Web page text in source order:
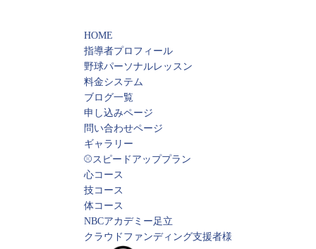
HOME
指導者プロフィール
野球パーソナルレッスン
料金システム
ブログ一覧
申し込みページ
問い合わせページ
ギャラリー
⚾️スピードアッププラン
心コース
技コース
体コース
NBCアカデミー足立
クラウドファンディング支援者様